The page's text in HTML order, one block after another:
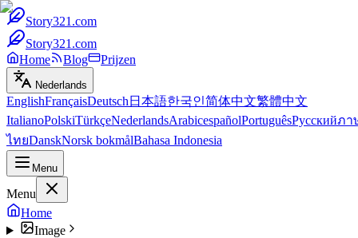
Story321.com
Story321.com
Home
Blog Prijzen
Nederlands
EnglishFrançaisDeutsch 日本語한국인简体中文繁體中文
ItalianoPolskiTürkçeNederlandsArabicespañolPortuguêsРусскийภา
ไทยDanskNorsk bokmålBahasa Indonesia
Menu
Menu
Home
Image